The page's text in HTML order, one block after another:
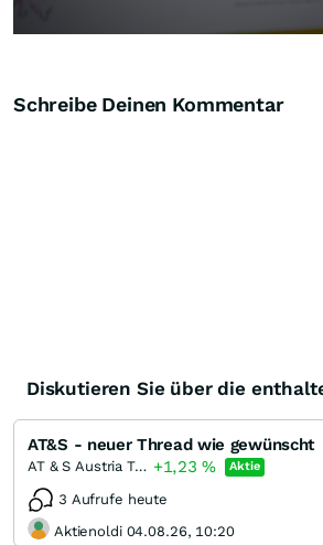
Schreibe Deinen Kommentar
Diskutieren Sie über die
AT&S - neuer Thread wie gewünscht
AT & S Austria Technologie & Systemtechnik +1,23% Aktie
3 Aufrufe heute
Aktienoldi 04.08.26, 10:20